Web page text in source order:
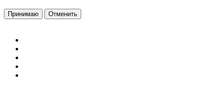
Принимаю Отменить